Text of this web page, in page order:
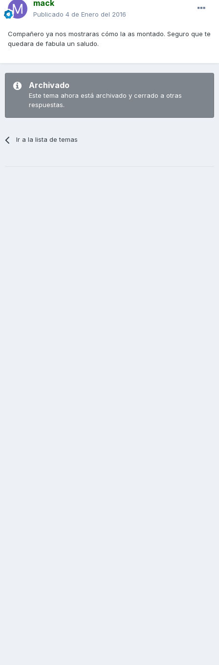
mack
Publicado 4 de Enero del 2016
Compañero ya nos mostraras cómo la as montado. Seguro que te
quedara de fabula un saludo.
Archivado
Este tema ahora está archivado y cerrado a otras
respuestas.
Ir a la lista de temas